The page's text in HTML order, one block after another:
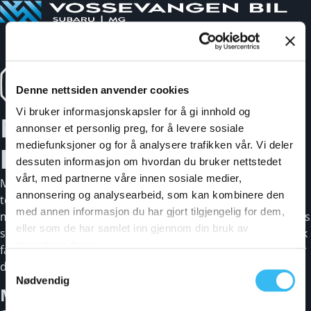
Denne nettsiden anvender cookies
Vi bruker informasjonskapsler for å gi innhold og
annonser et personlig preg, for å levere sosiale
mediefunksjoner og for å analysere trafikken vår. Vi deler
dessuten informasjon om hvordan du bruker nettstedet
vårt, med partnerne våre innen sosiale medier,
annonsering og analysearbeid, som kan kombinere den
med annen informasjon du har gjort tilgjengelig for dem,
eller som de har samlet inn gjennom din bruk av
Samtykkevalg
Nødvendig
MG – moderne biler med
klassisk arv
MG kombinerer britisk designarv med fremtidsrettet
teknologi. Merket er kjent for å levere pålitelig kvalitet,
moderne elektriske drivlinjer og smarte løsninger til en pris
som gir mye bil for pengene. Enten du ser etter en praktisk
familiebil, en sporty SUV eller en helelektrisk modell, finner
du en MG som passer dine behov.
MGS6 EV er her – MGs nye elektriske